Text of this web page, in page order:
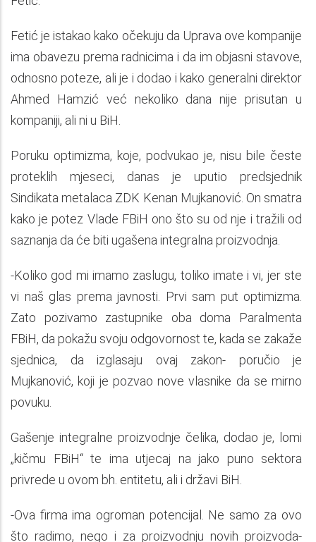
Fetić je istakao kako očekuju da Uprava ove kompanije
ima obavezu prema radnicima i da im objasni stavove,
odnosno poteze, ali je i dodao i kako generalni direktor
Ahmed Hamzić već nekoliko dana nije prisutan u
kompaniji, ali ni u BiH.
Poruku optimizma, koje, podvukao je, nisu bile česte
proteklih mjeseci, danas je uputio predsjednik
Sindikata metalaca ZDK Kenan Mujkanović. On smatra
kako je potez Vlade FBiH ono što su od nje i tražili od
saznanja da će biti ugašena integralna proizvodnja.
-Koliko god mi imamo zaslugu, toliko imate i vi, jer ste
vi naš glas prema javnosti. Prvi sam put optimizma.
Zato pozivamo zastupnike oba doma Paralmenta
FBiH, da pokažu svoju odgovornost te, kada se zakaže
sjednica, da izglasaju ovaj zakon- poručio je
Mujkanović, koji je pozvao nove vlasnike da se mirno
povuku.
Gašenje integralne proizvodnje čelika, dodao je, lomi
„kičmu FBiH“ te ima utjecaj na jako puno sektora
privrede u ovom bh. entitetu, ali i državi BiH.
-Ova firma ima ogroman potencijal. Ne samo za ovo
što radimo, nego i za proizvodnju novih proizvoda-